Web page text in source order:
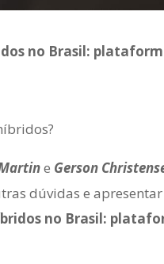
no Brasil:
e Gerson
dúvidas e
no Brasil: